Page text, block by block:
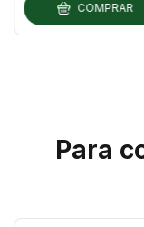
COMPRAR
Para